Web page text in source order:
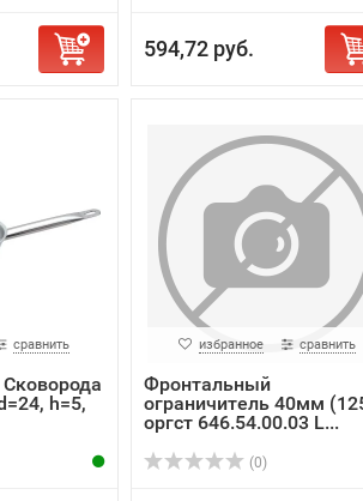
594,72 руб.
сравнить
Сковорода
h=5,
избранное сравнить
Фронтальный
ограничитель 40мм
оргст 646.54.00.03 L...
(0)